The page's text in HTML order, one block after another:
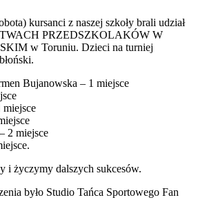
kursanci z naszej szkoły brali udział
PRZEDSZKOLAKÓW W
w Toruniu. Dzieci na turniej
Bujanowska – 1 miejsce
2 miejsce
i życzymy dalszych sukcesów.
było Studio Tańca Sportowego Fan